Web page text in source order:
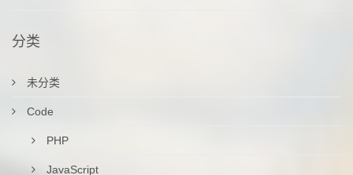
分类
未分类
Code
PHP
JavaScript